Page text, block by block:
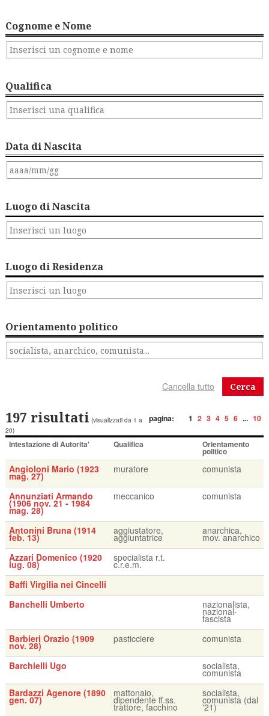
Cognome e Nome
Qualifica
Data di Nascita
Luogo di Nascita
Luogo di Residenza
Orientamento politico
Cerca
pagina: 1 2 3 4 5 6 ... 10
197 risultati (visualizzati da 1 a
20)
Intestazione di Autorita' Qualifica Orientamento
politico
Angioloni Mario (1923
mag. 27)
muratore comunista
Annunziati Armando
(1906 nov. 21 - 1984
mag. 28)
meccanico comunista
Antonini Bruna (1914
feb. 13)
aggiustatore,
aggiuntatrice
anarchica,
mov. anarchico
Azzari Domenico (1920
lug. 08)
specialista r.t.
c.r.e.m.
Baffi Virgilia nei Cincelli
Banchelli Umberto
nazionalista,
nazional-
fascista
Barbieri Orazio (1909
nov. 28)
pasticciere comunista
Barchielli Ugo socialista,
comunista
Bardazzi Agenore (1890
gen. 07)
mattonaio,
dipendente ff.ss.
trattore, facchino
socialista,
comunista (dal
'21)